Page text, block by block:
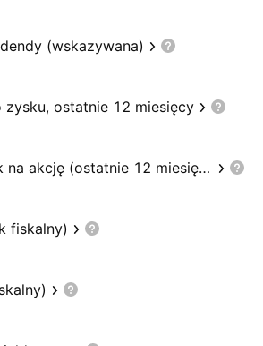
(wskazywana)
zysku, ostatnie 12 miesięcy
Podstawowy zysk na akcję (ostatnie 12 miesięcy)
fiskalny)